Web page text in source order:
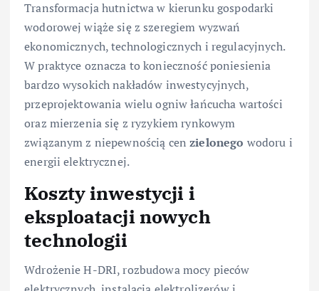
Transformacja hutnictwa w kierunku gospodarki
wodorowej wiąże się z szeregiem wyzwań
ekonomicznych, technologicznych i regulacyjnych.
W praktyce oznacza to konieczność poniesienia
bardzo wysokich nakładów inwestycyjnych,
przeprojektowania wielu ogniw łańcucha wartości
oraz mierzenia się z ryzykiem rynkowym
związanym z niepewnością cenzielonego wodoru i
energii elektrycznej.
Koszty inwestycji i
eksploatacji nowych
technologii
Wdrożenie H-DRI, rozbudowa mocy pieców